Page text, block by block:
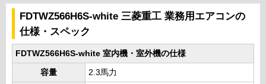
FDTWZ566H6S-white 三菱重工 業務用エアコンの
仕様・スペック
FDTWZ566H6S-white 室内機・室外機の仕様
容量 2.3馬力